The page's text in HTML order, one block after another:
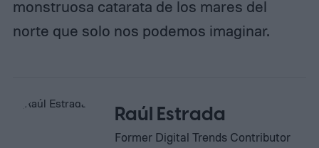
monstruosa catarata de los mares del
norte que solo nos podemos imaginar.
Raúl Estrada
Former Digital Trends Contributor